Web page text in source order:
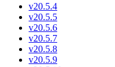
v20.5.4
v20.5.5
v20.5.6
v20.5.7
v20.5.8
v20.5.9